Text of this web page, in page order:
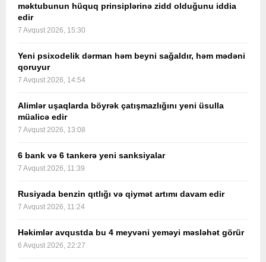
məktubunun hüquq prinsiplərinə zidd olduğunu iddia
edir
7 Avqust 2026, 15:30
Yeni psixodelik dərman həm beyni sağaldır, həm mədəni
qoruyur
7 Avqust 2026, 14:54
Alimlər uşaqlarda böyrək çatışmazlığını yeni üsulla
müalicə edir
7 Avqust 2026, 13:08
6 bank və 6 tankerə yeni sanksiyalar
7 Avqust 2026, 11:39
Rusiyada benzin qıtlığı və qiymət artımı davam edir
7 Avqust 2026, 11:24
Həkimlər avqustda bu 4 meyvəni yeməyi məsləhət görür
6 Avqust 2026, 22:27